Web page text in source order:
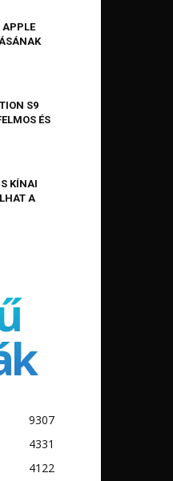
APPLE
S9
ÉS
KÍNAI
A
9307
4331
4122